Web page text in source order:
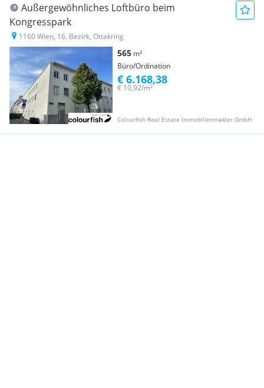
Außergewöhnliches Loftbüro beim
Kongresspark
1160 Wien, 16. Bezirk, Ottakring
565 m²
Büro/Ordination
Colourfish Real Estate Immobilienmakler GmbH
€ 10,92/m²
€ 6.168,38